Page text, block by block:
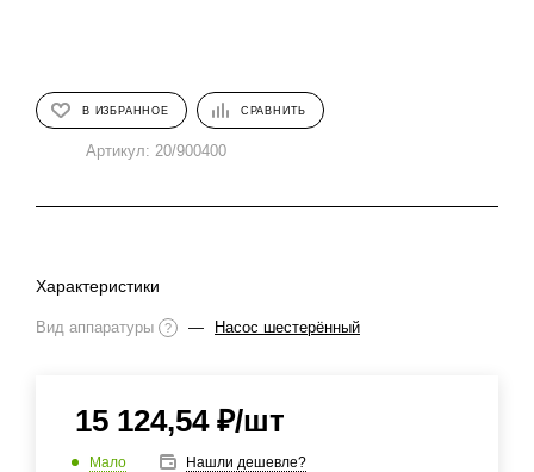
В ИЗБРАННОЕ СРАВНИТЬ
Артикул: 20/900400
Характеристики
Вид аппаратуры ? — Насос шестерённый
15 124,54₽/шт
Мало Нашли дешевле?